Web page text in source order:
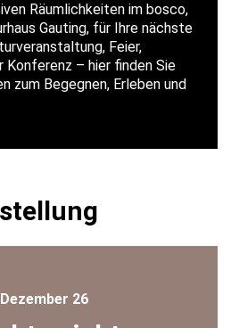
Räumlichkeiten im bosco,
Gauting, für Ihre nächste
Feier,
Konferenz – hier finden Sie
zum Begegnen, Erleben und
26